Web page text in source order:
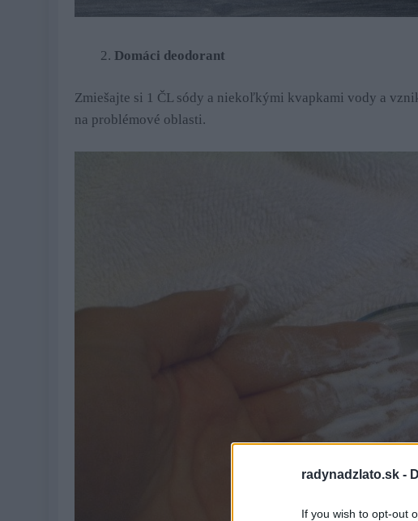
radynadzlato.sk -
If you wish to opt-out
Domáci deodorant
Zmiešajte si 1 ČL sódy a niekoľkými kvapkami vody a
na problémové oblasti.